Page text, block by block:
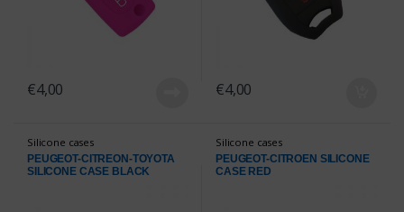
€4,00 €4,00
Silicone cases
PEUGEOT-CITREON-TOYOTA
SILICONE CASE BLACK
Silicone cases
PEUGEOT-CITROEN SILICONE
CASE RED